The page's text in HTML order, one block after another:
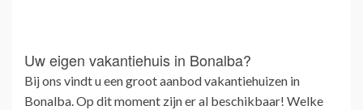
Uw eigen vakantiehuis in Bonalba?
Bij ons vindt u een groot aanbod vakantiehuizen in
Bonalba. Op dit moment zijn er al beschikbaar! Welke